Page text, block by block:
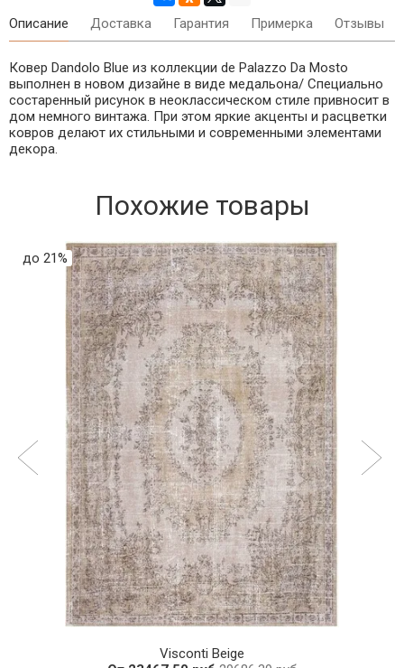
Описание Доставка Гарантия Примерка Отзывы
Ковер Dandolo Blue из коллекции de Palazzo Da Mosto
выполнен в новом дизайне в виде медальона/ Специально
состаренный рисунок в неоклассическом стиле привносит в
дом немного винтажа. При этом яркие акценты и расцветки
ковров делают их стильными и современными элементами
декора.
Похожие товары
до 21%
Visconti Beige